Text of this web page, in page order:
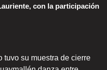
con la participación
tuvo su muestra de cierre